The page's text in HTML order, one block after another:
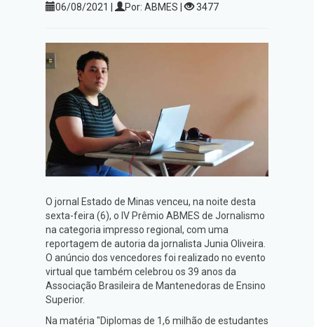
06/08/2021 | Por: ABMES | 3477
O jornal Estado de Minas venceu, na noite desta
sexta-feira (6), o IV Prêmio ABMES de Jornalismo
na categoria impresso regional, com uma
reportagem de autoria da jornalista Junia Oliveira.
O anúncio dos vencedores foi realizado no evento
virtual que também celebrou os 39 anos da
Associação Brasileira de Mantenedoras de Ensino
Superior.
Na matéria "Diplomas de 1,6 milhão de estudantes